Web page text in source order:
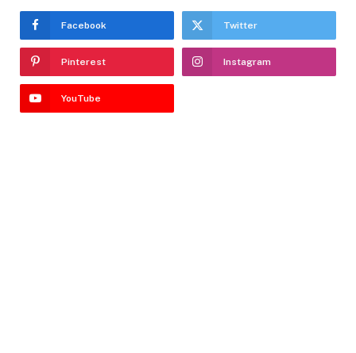
Facebook Twitter
Pinterest Instagram
YouTube